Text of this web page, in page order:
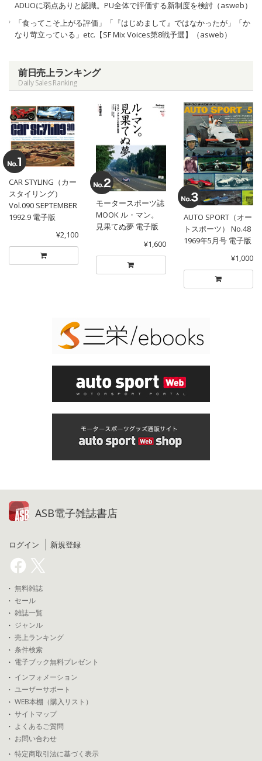
ADUOに弱点ありと認識。PU全体で評価する新制度を検討（asweb）
「食ってこそ上がる評価」「『はじめまして』ではなかったが」「か
なり苛立っている」etc.【SF Mix Voices第8戦予選】（asweb）
前日売上ランキング
Daily Sales Ranking
CAR STYLING（カー
スタイリング）
Vol.090 SEPTEMBER
1992.9 電子版
¥2,100
モータースポーツ誌
MOOK ル・マン。
見果てぬ夢 電子版
¥1,600
AUTO SPORT（オー
トスポーツ） No.48
1969年5月号 電子版
¥1,000
ASB電子雑誌書店
ログイン 新規登録
無料雑誌
セール
雑誌一覧
ジャンル
売上ランキング
条件検索
電子ブック無料プレゼント
インフォメーション
ユーザーサポート
WEB本棚（購入リスト）
サイトマップ
よくあるご質問
お問い合わせ
特定商取引法に基づく表示